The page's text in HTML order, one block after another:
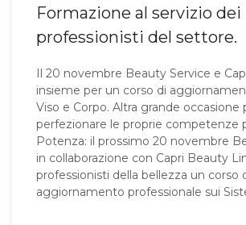
Formazione al servizio dei
professionisti del settore.
Il 20 novembre Beauty Service e
insieme per un corso di
Viso e Corpo. Altra grande occasione
perfezionare le proprie competenze
Potenza: il prossimo 20 novembre
in collaborazione con Capri Beauty
professionisti della bellezza un corso
aggiornamento professionale sui